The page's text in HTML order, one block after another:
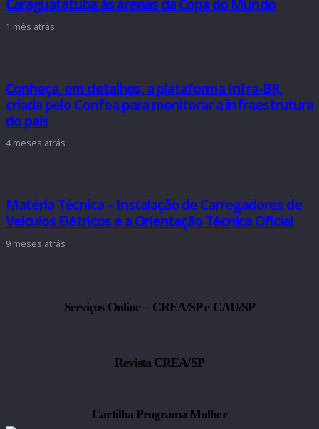
1 mês atrás
Conheça, em detalhes, a plataforma Infra-BR,
criada pelo Confea para monitorar a infraestrutura
do país
4 meses atrás
Matéria Técnica – Instalação de Carregadores de
Veículos Elétricos e a Orientação Técnica Oficial
9 meses atrás
Serviços Online – CREA/SP e CAU/SP
Revista CREA/SP
Cartilha Programa Mulher